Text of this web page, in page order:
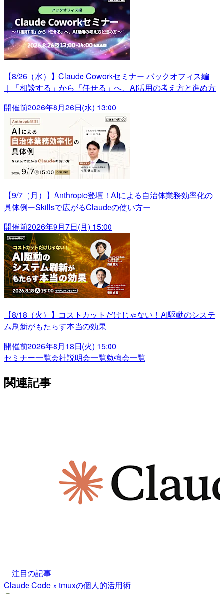
【8/26（水）】Claude Coworkセミナー バックオフィス編
｜「相談する」から「任せる」へ、AI活用の考え方と進め方
開催前2026年8月26日(水) 13:00
【9/7（月）】Anthropic登壇！AIによる自治体業務効率化の
具体例ーSkillsで広がるClaudeの使い方ー
開催前2026年9月7日(月) 15:00
【8/18（火）】コストカットだけじゃない！AI駆動のシステ
ム刷新がもたらす本当の効果
開催前2026年8月18日(火) 15:00
セミナー一覧会社説明会一覧勉強会一覧
関連記事
注目の記事
Claude Code × tmuxの個人的活用術